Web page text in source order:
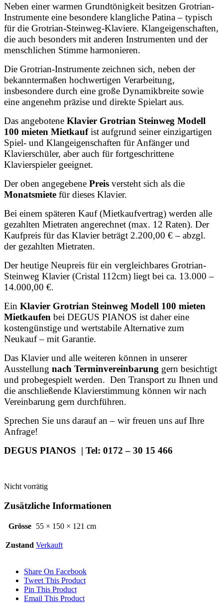
Neben einer warmen Grundtönigkeit besitzen Grotrian-
Instrumente eine besondere klangliche Patina – typisch
für die Grotrian-Steinweg-Klaviere. Klangeigenschaften,
die auch besonders mit anderen Instrumenten und der
menschlichen Stimme harmonieren.
Die Grotrian-Instrumente zeichnen sich, neben der
bekanntermaßen hochwertigen Verarbeitung,
insbesondere durch eine große Dynamikbreite sowie
eine angenehm präzise und direkte Spielart aus.
Das angebotene Klavier Grotrian Steinweg Modell
100 mieten Mietkaufist aufgrund seiner einzigartigen
Spiel- und Klangeigenschaften für Anfänger und
Klavierschüler, aber auch für fortgeschrittene
Klavierspieler geeignet.
Der oben angegebene Preis versteht sich als die
Monatsmiete für dieses Klavier.
Bei einem späteren Kauf (Mietkaufvertrag) werden alle
gezahlten Mietraten angerechnet (max. 12 Raten). Der
Kaufpreis für das Klavier beträgt 2.200,00 € – abzgl.
der gezahlten Mietraten.
Der heutige Neupreis für ein vergleichbares Grotrian-
Steinweg Klavier (Cristal 112cm) liegt bei ca. 13.000 –
14.000,00 €.
Ein Klavier Grotrian Steinweg Modell 100 mieten
Mietkaufen bei DEGUS PIANOS ist daher eine
kostengünstige und wertstabile Alternative zum
Neukauf – mit Garantie.
Das Klavier und alle weiteren können in unserer
Ausstellung nach Terminvereinbarung gern besichtigt
und probegespielt werden. Den Transport zu Ihnen und
die anschließende Klavierstimmung können wir nach
Vereinbarung gern durchführen.
Sprechen Sie uns darauf an – wir freuen uns auf Ihre
Anfrage!
DEGUS PIANOS | Tel: 0172 – 30 15 466
Nicht vorrätig
Zusätzliche Informationen
Grösse 55 × 150 × 121 cm
Zustand Verkauft
Share On Facebook
Tweet This Product
Pin This Product
Email This Product